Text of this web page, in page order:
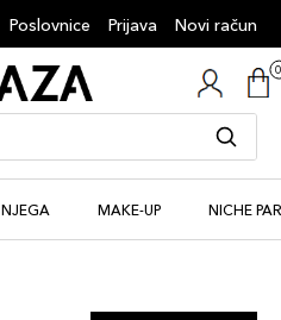
Poslovnice Prijava Novi račun
NJEGA MAKE-UP NICHE